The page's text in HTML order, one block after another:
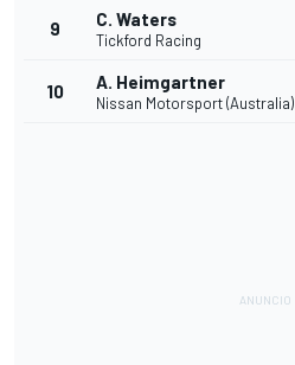
9 C. Waters
Tickford Racing
10 A. Heimgartner
Nissan Motorsport (Australia)